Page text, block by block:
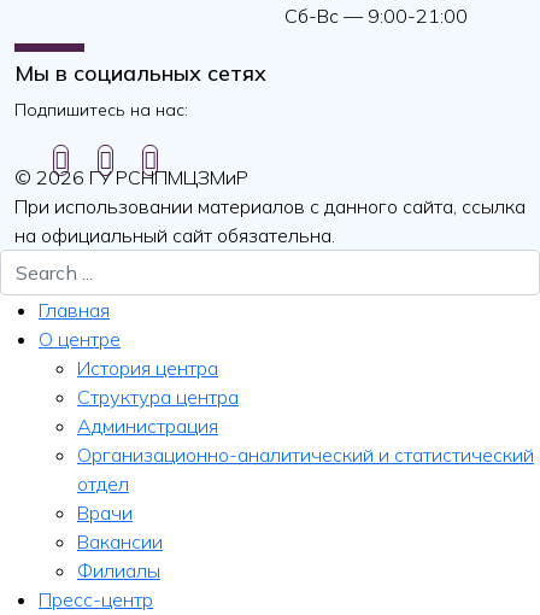
Сб-Вс — 9:00-21:00
Мы в социальных сетях
Подпишитесь на нас:
© 2026 ГУ РСНПМЦЗМиР
При использовании материалов с данного сайта, ссылка
на официальный сайт обязательна.
Главная
О центре
История центра
Структура центра
Администрация
Организационно-аналитический и статистический
отдел
Врачи
Вакансии
Филиалы
Пресс-центр